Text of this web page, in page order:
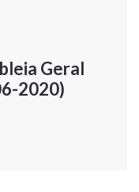
Geral
2020)